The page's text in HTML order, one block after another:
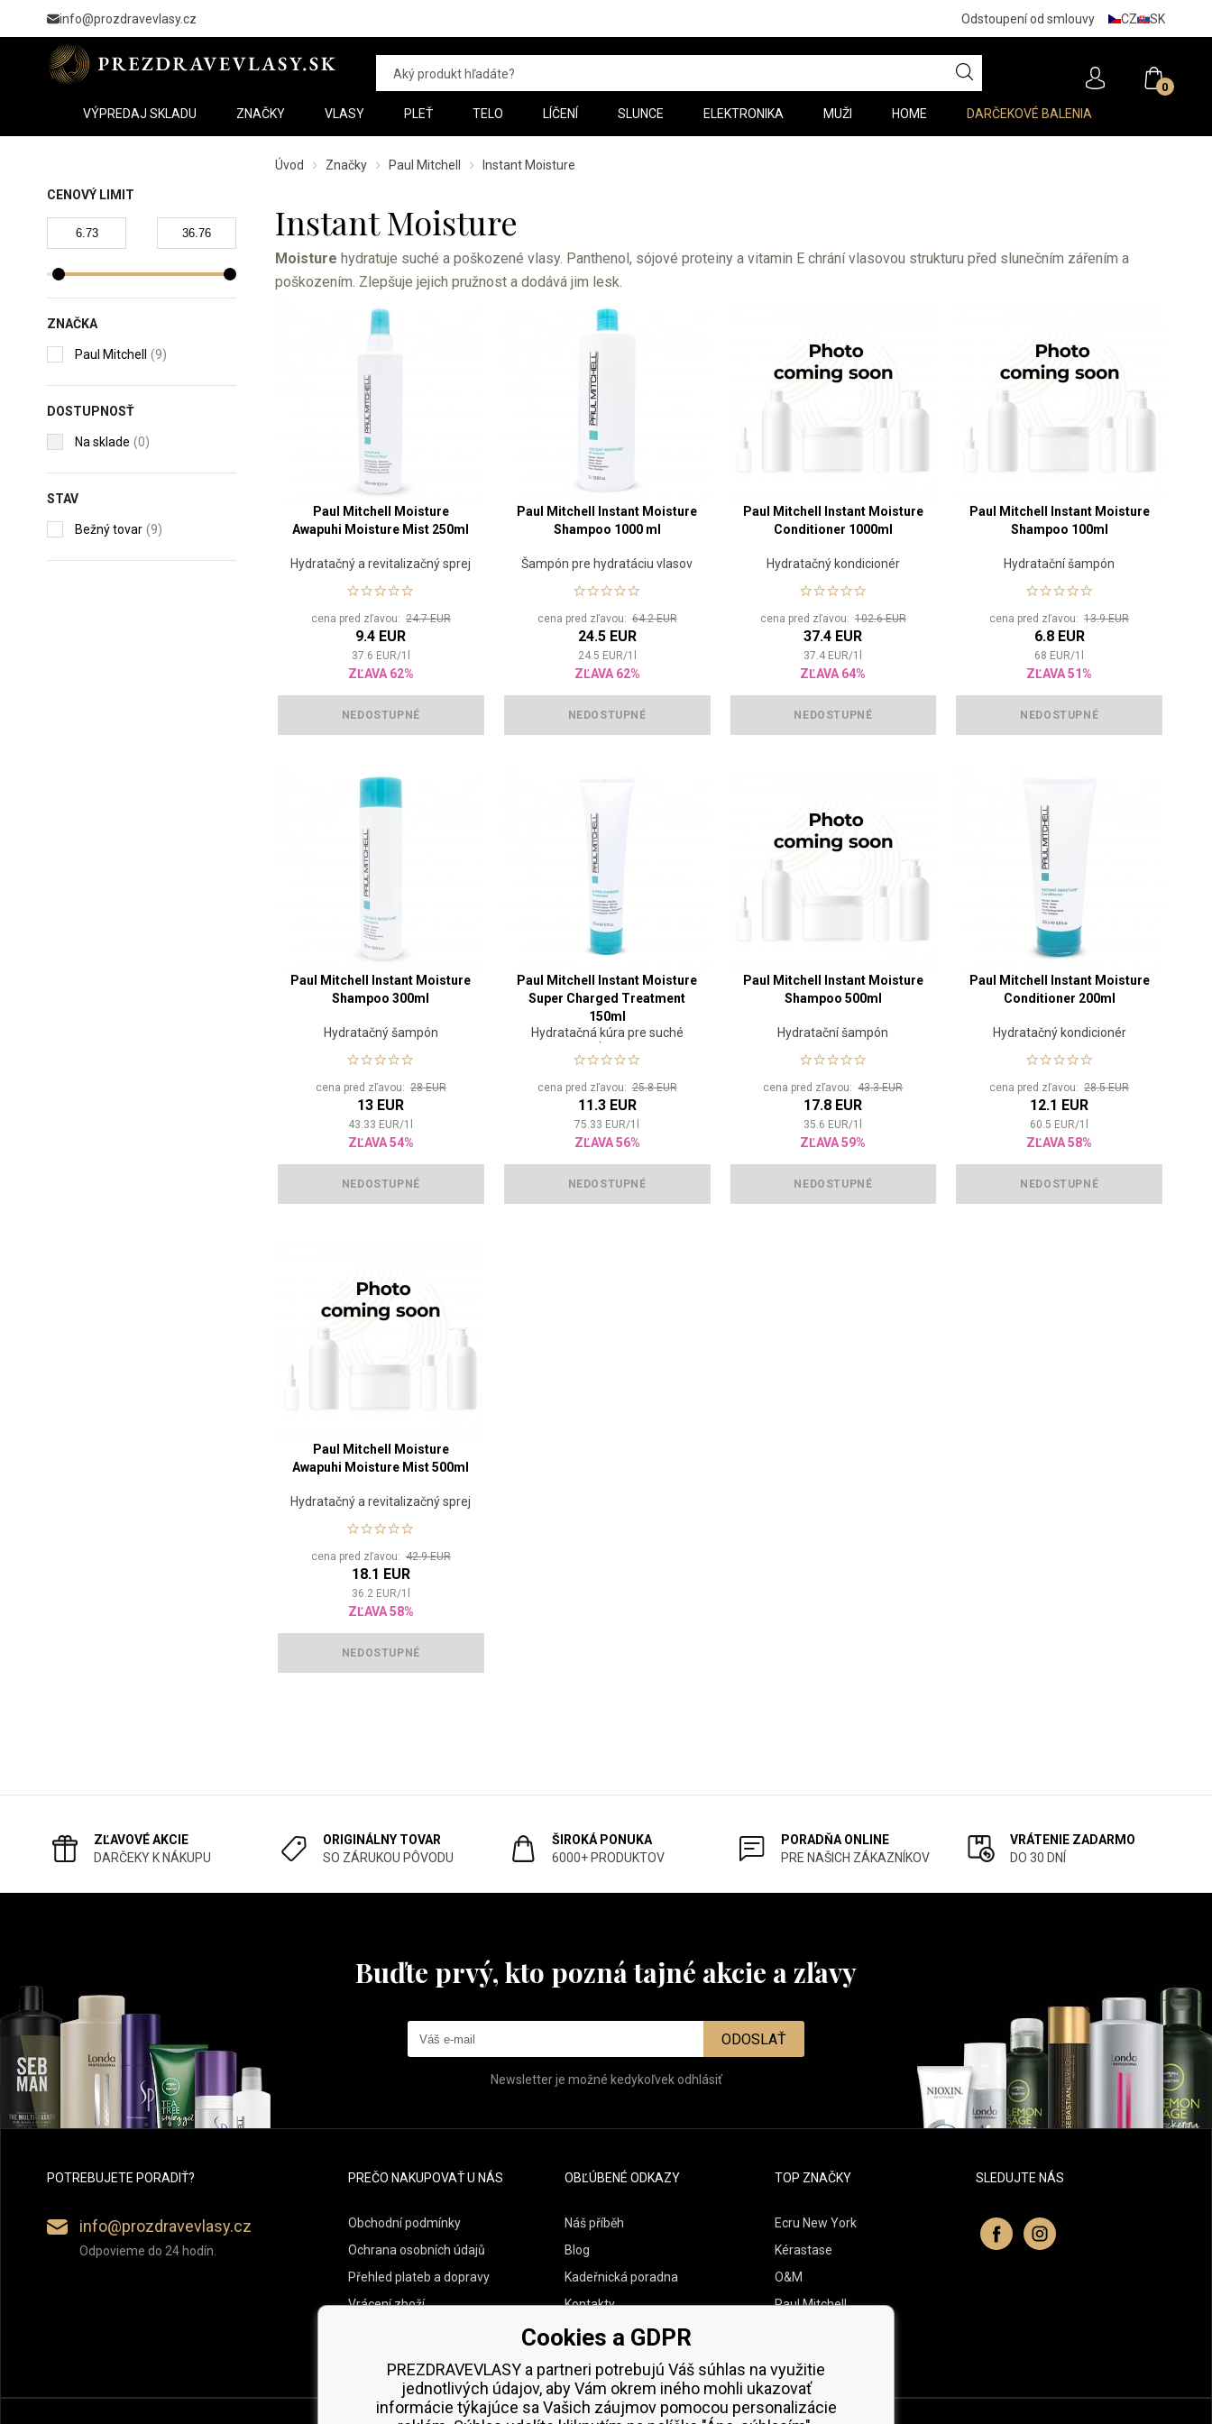
info@prozdravevlasy.cz Odstoupení od smlouvy CZ SK
0
VÝPREDAJ SKLADU ZNAČKY VLASY PLEŤ TELO LÍČENÍ SLUNCE ELEKTRONIKA MUŽI HOME DARČEKOVÉ BALENIA
CENOVÝ LIMIT
ZNAČKA
Paul Mitchell (9)
DOSTUPNOSŤ
Na sklade (0)
STAV
Bežný tovar (9)
Úvod Značky Paul Mitchell Instant Moisture
Instant Moisture
Moisture hydratuje suché a poškozené vlasy. Panthenol, sójové proteiny a vitamin E chrání vlasovou strukturu před slunečním zářením a
poškozením. Zlepšuje jejich pružnost a dodává jim lesk.
Paul Mitchell Moisture
Awapuhi Moisture Mist 250ml
Hydratačný a revitalizačný sprej
cena pred zľavou: 24.7 EUR
9.4 EUR
37.6 EUR/1
ZĽAVA 62%
NEDOSTUPNÉ
Paul Mitchell Instant Moisture
Shampoo 1000 ml
Šampón pre hydratáciu vlasov
cena pred zľavou:64.2 EUR
24.5 EUR
24.5 EUR/1
ZĽAVA 62%
NEDOSTUPNÉ
Paul Mitchell Instant Moisture
Conditioner 1000ml
Hydratačný kondicionér
cena pred zľavou: 102.6 EUR
37.4 EUR
37.4 EUR/1
ZĽAVA 64%
NEDOSTUPNÉ
Paul Mitchell Instant Moisture
Shampoo 100ml
Hydratační šampón
cena pred zľavou:13.9 EUR
6.8 EUR
68 EUR/1
ZĽAVA 51%
NEDOSTUPNÉ
Paul Mitchell Instant Moisture
Shampoo 300ml
Hydratačný šampón
cena pred zľavou: 28 EUR
13 EUR
43.33 EUR/1
ZĽAVA 54%
NEDOSTUPNÉ
Paul Mitchell Instant Moisture
Super Charged Treatment
150ml
Hydratačná kúra pre suché
vlasy
cena pred zľavou:25.8 EUR
11.3 EUR
75.33 EUR/1
ZĽAVA 56%
NEDOSTUPNÉ
Paul Mitchell Instant Moisture
Shampoo 500ml
Hydratační šampón
cena pred zľavou:43.3 EUR
17.8 EUR
35.6 EUR/1
ZĽAVA 59%
NEDOSTUPNÉ
Paul Mitchell Instant Moisture
Conditioner 200ml
Hydratačný kondicionér
cena pred zľavou:28.5 EUR
12.1 EUR
60.5 EUR/1
ZĽAVA 58%
NEDOSTUPNÉ
Paul Mitchell Moisture
Awapuhi Moisture Mist 500ml
Hydratačný a revitalizačný sprej
cena pred zľavou: 42.9 EUR
18.1 EUR
36.2 EUR/1
ZĽAVA 58%
NEDOSTUPNÉ
ZĽAVOVÉ AKCIE
DARČEKY K NÁKUPU
ORIGINÁLNY TOVAR
SO ZÁRUKOU PÔVODU
ŠIROKÁ PONUKA
6000+ PRODUKTOV
PORADŇA ONLINE
PRE NAŠICH ZÁKAZNÍKOV
VRÁTENIE ZADARMO
DO 30 DNÍ
Buďte prvý, kto pozná tajné akcie a zľavy
ODOSLAŤ
Newsletter je možné kedykoľvek odhlásiť
POTREBUJETE PORADIŤ?
info@prozdravevlasy.cz
Odpovieme do 24 hodín.
PREČO NAKUPOVAŤ U NÁS
Obchodní podmínky
Ochrana osobních údajů
Přehled plateb a dopravy
Vrácení zboží
OBĽÚBENÉ ODKAZY
Náš příběh
Blog
Kadeřnická poradna
Kontakty
Vzorky zdarma
TOP ZNAČKY
Ecru New York
Kérastase
O&M
Paul Mitchell
SLEDUJTE NÁS
Cookies a GDPR
PREZDRAVEVLASY a partneri potrebujú Váš súhlas na využitie
jednotlivých údajov, aby Vám okrem iného mohli ukazovať
informácie týkajúce sa Vašich záujmov pomocou personalizácie